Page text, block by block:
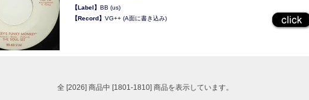
【Label】 BB (us)
【Record】 VG++ (A面に書き込み)
全 [2026] 商品中 [1801-1810] 商品を表示しています。